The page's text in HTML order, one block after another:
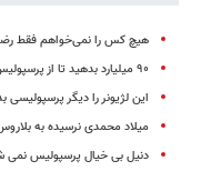
هیچ کس را نمی‌خواهم فقط
۹۰ میلیارد بدهید تا از پرسپولیس بروم | تارتار نامه عدم نیاز هم زد
این لژیونر را دیگر
میلاد محمدی نرسیده به
دنیل بی خیال پرسپولیس نمی